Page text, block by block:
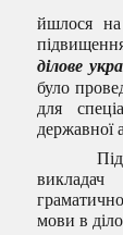
йшлося на
ділове
було
для
державної
Під час
мови в